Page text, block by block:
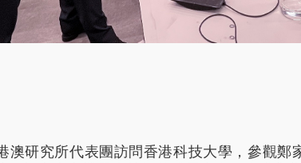
澳研究所代表團訪問香港科技大學，參觀鄭